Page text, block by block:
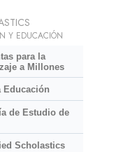
Y EDUCACIÓN
para la
a Millones
Educación
de Estudio de
Scholastics